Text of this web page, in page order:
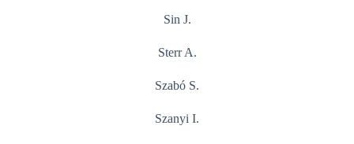
Sin J.
Sterr A.
Szabó S.
Szanyi I.